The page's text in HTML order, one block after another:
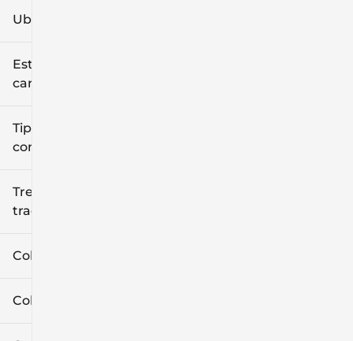
Ubicación
Estilo de
carrocería
Tipo de
combustible
Tren de
tracción
Color exterior
Color interior